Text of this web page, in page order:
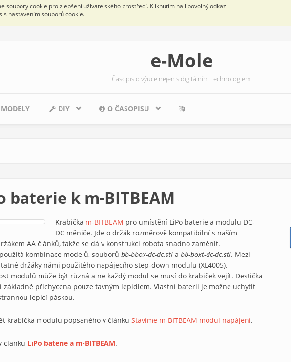
soubory cookie pro zlepšení uživatelského prostředí. Kliknutím na libovolný odkaz
s nastavením souborů cookie.
e-Mole
Časopis o výuce nejen s digitálními technologiemi
DIY O ČASOPISU
baterie k m-BITBEAM
Krabička m-BITBEAM pro umístění LiPo baterie a modulu DC-
DC měniče. Jde o držák rozměrově kompatibilní s naším
AA článků, takže se dá v konstrukci robota snadno zaměnit.
kombinace modelů, souborů bb-bbox-dc-dc.stl a bb-boxt-dc-dc.stl. Mezi
držáky námi použitého napájecího step-down modulu (XL4005).
modulů může být různá a ne každý modul se musí do krabiček vejít. Destička
základně přichycena pouze tavným lepidlem. Vlastní baterii je možné uchytit
lepicí páskou.
krabička modulu popsaného v článku Stavíme m-BITBEAM modul napájení.
článku LiPo baterie a m-BITBEAM.